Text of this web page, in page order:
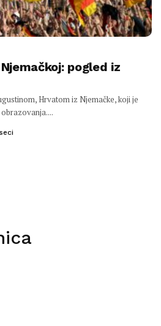
pogled iz
Hrvatom iz Njemačke, koji je